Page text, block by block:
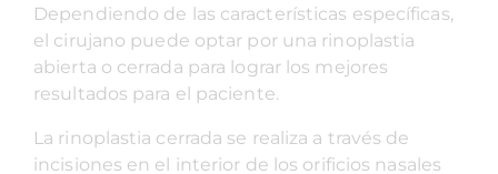
Dependiendo de las características específicas,
el cirujano puede optar por una rinoplastia
abierta o cerrada para lograr los mejores
resultados para el paciente.
La rinoplastia cerrada se realiza a través de
incisiones en el interior de los orificios nasales